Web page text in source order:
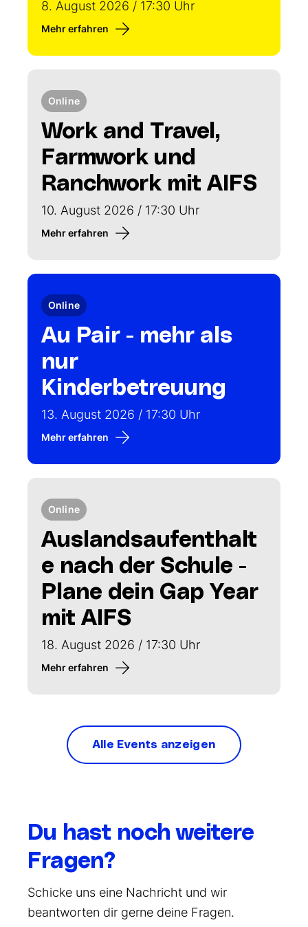
8. August 2026 / 17:30 Uhr
Mehr erfahren
Online
Work and Travel,
Farmwork und
Ranchwork mit AIFS
10. August 2026 / 17:30 Uhr
Mehr erfahren
Online
Au Pair - mehr als
nur
Kinderbetreuung
13. August 2026 / 17:30 Uhr
Mehr erfahren
Online
Auslandsaufenthalt
e nach der Schule -
Plane dein Gap Year
mit AIFS
18. August 2026 / 17:30 Uhr
Mehr erfahren
Alle Events anzeigen
Du hast noch weitere
Fragen?
Schicke uns eine Nachricht und wir
beantworten dir gerne deine Fragen.